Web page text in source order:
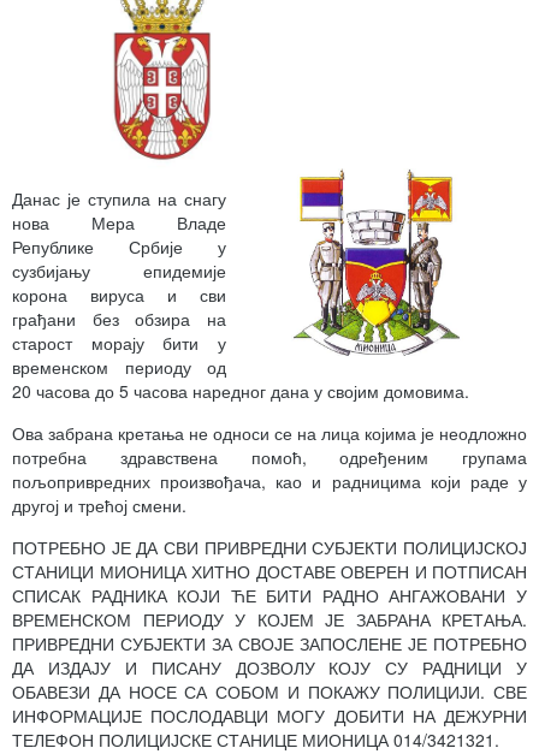
Данас је ступила на снагу
нова Мера Владе
Републике Србије у
сузбијању епидемије
корона вируса и сви
грађани без обзира на
старост морају бити у
временском периоду од
20 часова до 5 часова наредног дана у својим домовима.
Ова забрана кретања не односи се на лица којима је неодложно
потребна здравствена помоћ, одређеним групама
пољопривредних произвођача, као и радницима који раде у
другој и трећој смени.
ПОТРЕБНО ЈЕ ДА СВИ ПРИВРЕДНИ СУБЈЕКТИ ПОЛИЦИЈСКОЈ
СТАНИЦИ МИОНИЦА ХИТНО ДОСТАВЕ ОВЕРЕН И ПОТПИСАН
СПИСАК РАДНИКА КОЈИ ЋЕ БИТИ РАДНО АНГАЖОВАНИ У
ВРЕМЕНСКОМ ПЕРИОДУ У КОЈЕМ ЈЕ ЗАБРАНА КРЕТАЊА.
ПРИВРЕДНИ СУБЈЕКТИ ЗА СВОЈЕ ЗАПОСЛЕНЕ ЈЕ ПОТРЕБНО
ДА ИЗДАЈУ И ПИСАНУ ДОЗВОЛУ КОЈУ СУ РАДНИЦИ У
ОБАВЕЗИ ДА НОСЕ СА СОБОМ И ПОКАЖУ ПОЛИЦИЈИ. СВЕ
ИНФОРМАЦИЈЕ ПОСЛОДАВЦИ МОГУ ДОБИТИ НА ДЕЖУРНИ
ТЕЛЕФОН ПОЛИЦИЈСКЕ СТАНИЦЕ МИОНИЦА 014/3421321.